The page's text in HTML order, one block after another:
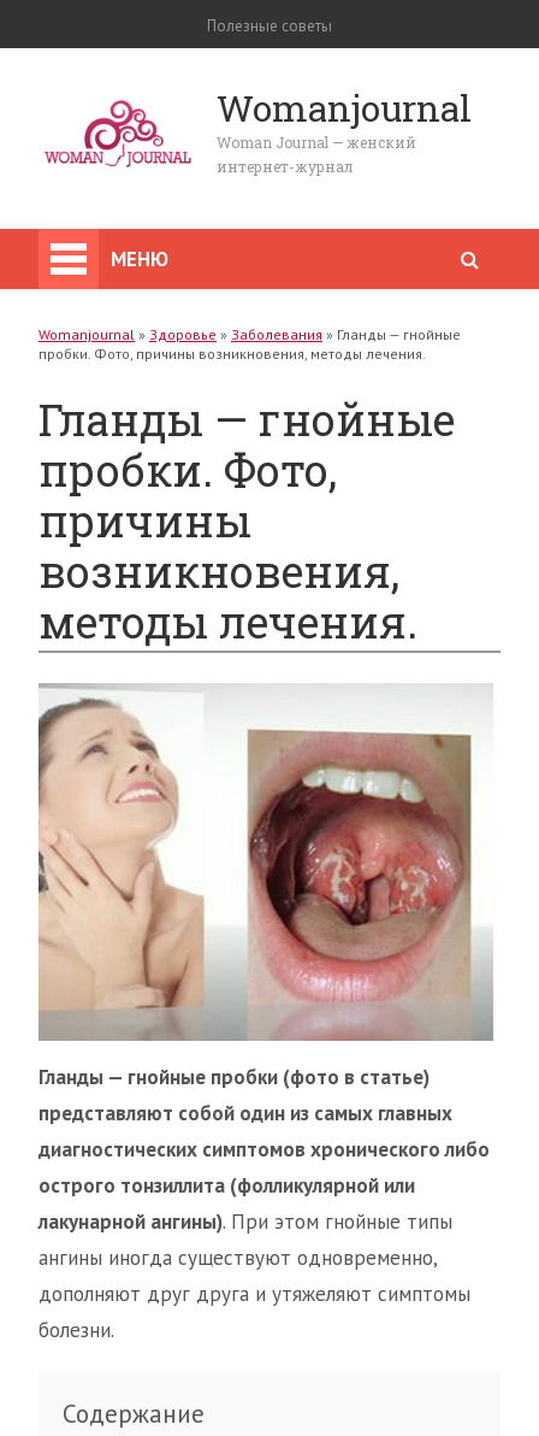
Полезные советы
Womanjournal
Woman Journal — женский
интернет-журнал
МЕНЮ
Womanjournal » Здоровье » Заболевания » Гланды — гнойные
пробки. Фото, причины возникновения, методы лечения.
Гланды — гнойные
пробки. Фото,
причины
возникновения,
методы лечения.
Гланды — гнойные пробки (фото в статье)
представляют собой один из самых главных
диагностических симптомов хронического либо
острого тонзиллита (фолликулярной или
лакунарной ангины). При этом гнойные типы
ангины иногда существуют одновременно,
дополняют друг друга и утяжеляют симптомы
болезни.
Содержание